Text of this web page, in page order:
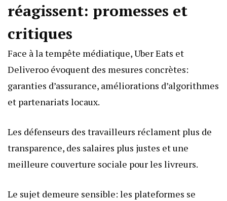
réagissent: promesses et
critiques
Face à la tempête médiatique, Uber Eats et
Deliveroo évoquent des mesures concrètes:
garanties d’assurance, améliorations d’algorithmes
et partenariats locaux.
Les défenseurs des travailleurs réclament plus de
transparence, des salaires plus justes et une
meilleure couverture sociale pour les livreurs.
Le sujet demeure sensible: les plateformes se